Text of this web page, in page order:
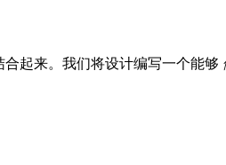
起来。我们将设计编写一个能够